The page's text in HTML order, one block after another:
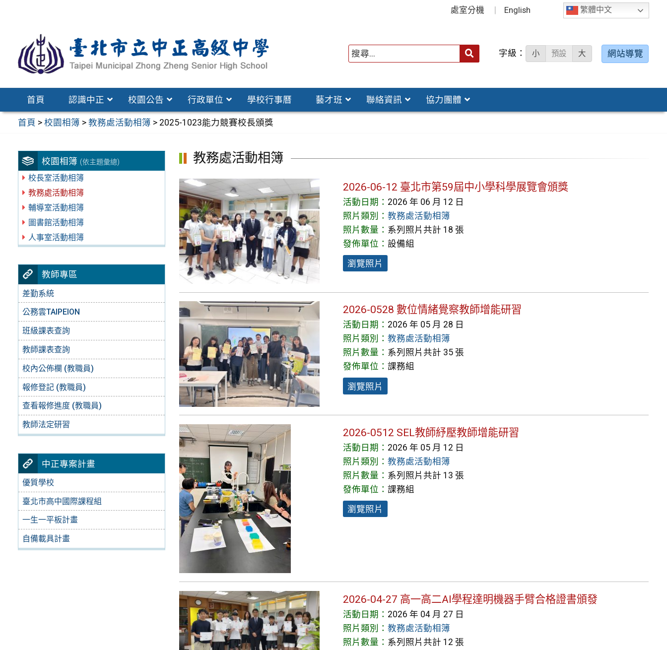
區
繁體中文
處室分機 English
字級： 小 預設 大 網站導覽
首頁 認識中正 校園公告 行政單位 學校行事曆 藝才班 聯絡資訊 協力團體
首頁 >校園相簿 >教務處活動相簿 > 2025-1023能力競賽校長頒獎
校園相簿 (依主題彙總)
校長室活動相簿
教務處活動相簿
輔導室活動相簿
圖書館活動相簿
人事室活動相簿
教師專區
差勤系統
公務雲TAIPEION
班級課表查詢
教師課表查詢
校內公佈欄 (教職員)
報修登記 (教職員)
查看報修進度 (教職員)
教師法定研習
中正專案計畫
優質學校
臺北市高中國際課程組
一生一平板計畫
自備載具計畫
教務處活動相簿
2026-06-12 臺北市第59屆中小學科學展覽會頒獎
活動日期： 2026 年 06 月 12 日
照片類別：教務處活動相簿
照片數量： 系列照片共計 18 張
發佈單位：設備組
瀏覽照片
2026-0528 數位情緒覺察教師增能研習
活動日期： 2026 年 05 月 28 日
照片類別：教務處活動相簿
照片數量： 系列照片共計 35 張
發佈單位：課務組
瀏覽照片
2026-0512 SEL教師紓壓教師增能研習
活動日期： 2026 年 05 月 12 日
照片類別：教務處活動相簿
照片數量： 系列照片共計 13 張
發佈單位：課務組
瀏覽照片
2026-04-27 高一高二AI學程達明機器手臂合格證書頒發
活動日期： 2026 年 04 月 27 日
照片類別：教務處活動相簿
照片數量： 系列照片共計 12 張